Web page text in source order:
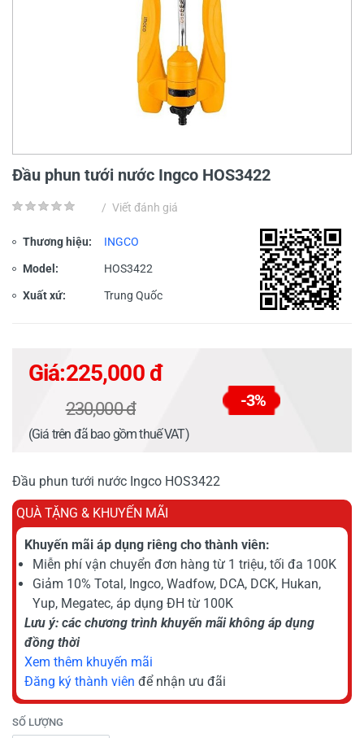
Đầu phun tưới nước Ingco HOS3422
/ Viết đánh giá
Thương hiệu: INGCO
Model: HOS3422
Xuất xứ: Trung Quốc
Giá:225,000 đ
230,000 đ -3%
(Giá trên đã bao gồm thuế VAT)
Đầu phun tưới nước Ingco HOS3422
QUÀ TẶNG & KHUYẾN MÃI
Khuyến mãi áp dụng riêng cho thành viên:
Miễn phí vận chuyển đơn hàng từ 1 triệu, tối đa 100K
Giảm 10% Total, Ingco, Wadfow, DCA, DCK, Hukan,
Yup, Megatec, áp dụng ĐH từ 100K
Lưu ý: các chương trình khuyến mãi không áp dụng
đồng thời
Xem thêm khuyến mãi
Đăng ký thành viên để nhận ưu đãi
SỐ LƯỢNG